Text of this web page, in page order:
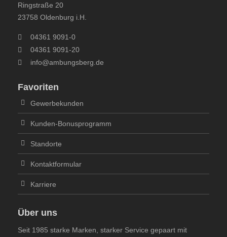
Ringstraße 20
23758 Oldenburg i.H.
04361 9091-0
04361 9091-20
info@ambungsberg.de
Favoriten
Gewerbekunden
Kunden-Bonusprogramm
Standorte
Kontaktformular
Karriere
Über uns
Seit 1985 starke Marken, starker Service gepaart mit